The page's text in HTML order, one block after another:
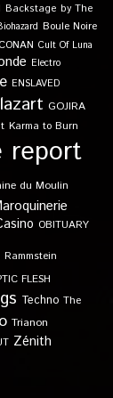
Backstage by The
Boule Noire
CONAN Cult Of Luna
Electro
ENSLAVED
GOJIRA
Karma to Burn
report
du Moulin
OBITUARY
Rammstein
FLESH
Techno The
Trianon
Zénith